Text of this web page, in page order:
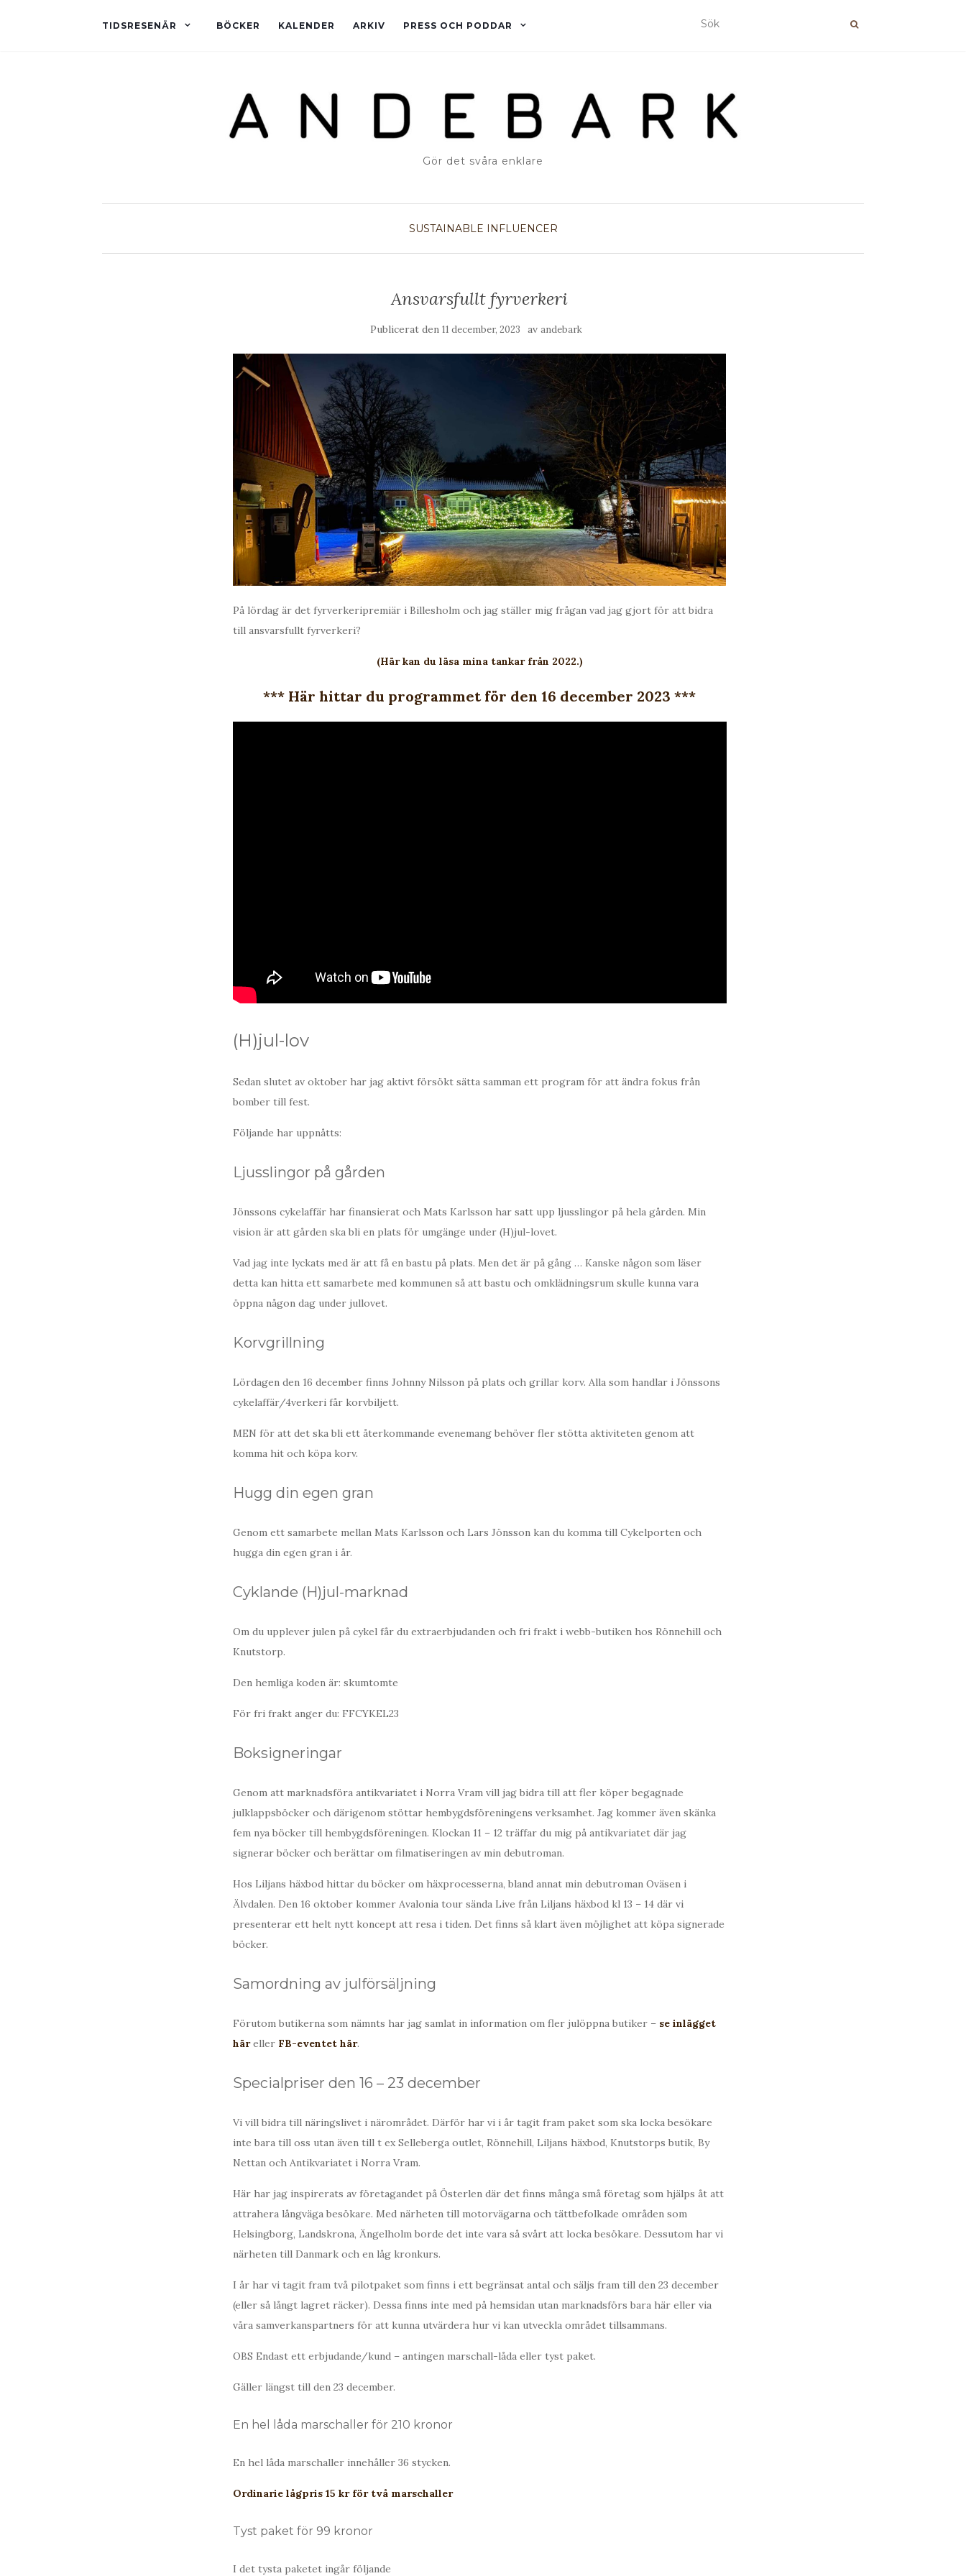
TIDSRESENÄR BÖCKER KALENDER ARKIV PRESS OCH PODDAR
Gör det svåra enklare
SUSTAINABLE INFLUENCER
Ansvarsfullt fyrverkeri
Publicerat den 11 december, 2023 av andebark
På lördag är det fyrverkeripremiär i Billesholm och jag ställer mig frågan vad jag gjort för att bidra
till ansvarsfullt fyrverkeri?
(Här kan du läsa mina tankar från 2022.)
*** Här hittar du programmet för den 16 december 2023 ***
(H)jul-lov
Sedan slutet av oktober har jag aktivt försökt sätta samman ett program för att ändra fokus från
bomber till fest.
Följande har uppnåtts:
Ljusslingor på gården
Jönssons cykelaffär har finansierat och Mats Karlsson har satt upp ljusslingor på hela gården. Min
vision är att gården ska bli en plats för umgänge under (H)jul-lovet.
Vad jag inte lyckats med är att få en bastu på plats. Men det är på gång … Kanske någon som läser
detta kan hitta ett samarbete med kommunen så att bastu och omklädningsrum skulle kunna vara
öppna någon dag under jullovet.
Korvgrillning
Lördagen den 16 december finns Johnny Nilsson på plats och grillar korv. Alla som handlar i Jönssons
cykelaffär/4verkeri får korvbiljett.
MEN för att det ska bli ett återkommande evenemang behöver fler stötta aktiviteten genom att
komma hit och köpa korv.
Hugg din egen gran
Genom ett samarbete mellan Mats Karlsson och Lars Jönsson kan du komma till Cykelporten och
hugga din egen gran i år.
Cyklande (H)jul-marknad
Om du upplever julen på cykel får du extraerbjudanden och fri frakt i webb-butiken hos Rönnehill och
Knutstorp.
Den hemliga koden är: skumtomte
För fri frakt anger du: FFCYKEL23
Boksigneringar
Genom att marknadsföra antikvariatet i Norra Vram vill jag bidra till att fler köper begagnade
julklappsböcker och därigenom stöttar hembygdsföreningens verksamhet. Jag kommer även skänka
fem nya böcker till hembygdsföreningen. Klockan 11 – 12 träffar du mig på antikvariatet där jag
signerar böcker och berättar om filmatiseringen av min debutroman.
Hos Liljans häxbod hittar du böcker om häxprocesserna, bland annat min debutroman Oväsen i
Älvdalen. Den 16 oktober kommer Avalonia tour sända Live från Liljans häxbod kl 13 – 14 där vi
presenterar ett helt nytt koncept att resa i tiden. Det finns så klart även möjlighet att köpa signerade
böcker.
Samordning av julförsäljning
Förutom butikerna som nämnts har jag samlat in information om fler julöppna butiker – se inlägget
häreller FB-eventet här.
Specialpriser den 16 – 23 december
Vi vill bidra till näringslivet i närområdet. Därför har vi i år tagit fram paket som ska locka besökare
inte bara till oss utan även till t ex Selleberga outlet, Rönnehill, Liljans häxbod, Knutstorps butik, By
Nettan och Antikvariatet i Norra Vram.
Här har jag inspirerats av företagandet på Österlen där det finns många små företag som hjälps åt att
attrahera långväga besökare. Med närheten till motorvägarna och tättbefolkade områden som
Helsingborg, Landskrona, Ängelholm borde det inte vara så svårt att locka besökare. Dessutom har vi
närheten till Danmark och en låg kronkurs.
I år har vi tagit fram två pilotpaket som finns i ett begränsat antal och säljs fram till den 23 december
(eller så långt lagret räcker). Dessa finns inte med på hemsidan utan marknadsförs bara här eller via
våra samverkanspartners för att kunna utvärdera hur vi kan utveckla området tillsammans.
OBS Endast ett erbjudande/kund – antingen marschall-låda eller tyst paket.
Gäller längst till den 23 december.
En hel låda marschaller för 210 kronor
En hel låda marschaller innehåller 36 stycken.
Ordinarie lågpris 15 kr för två marschaller
Tyst paket för 99 kronor
I det tysta paketet ingår följande